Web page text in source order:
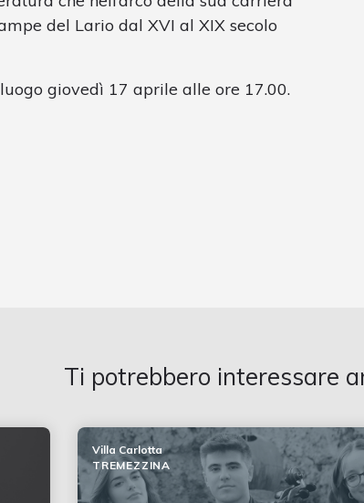
del Lario dal XVI al XIX secolo
giovedì 17 aprile alle ore 17.00.
Ti potrebbero interessare
Villa Carlotta
TREMEZZINA